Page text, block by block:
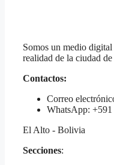
Somos un medio
realidad de la ciudad
Contactos:
Correo
WhatsApp: +591
El Alto - Bolivia
Secciones: